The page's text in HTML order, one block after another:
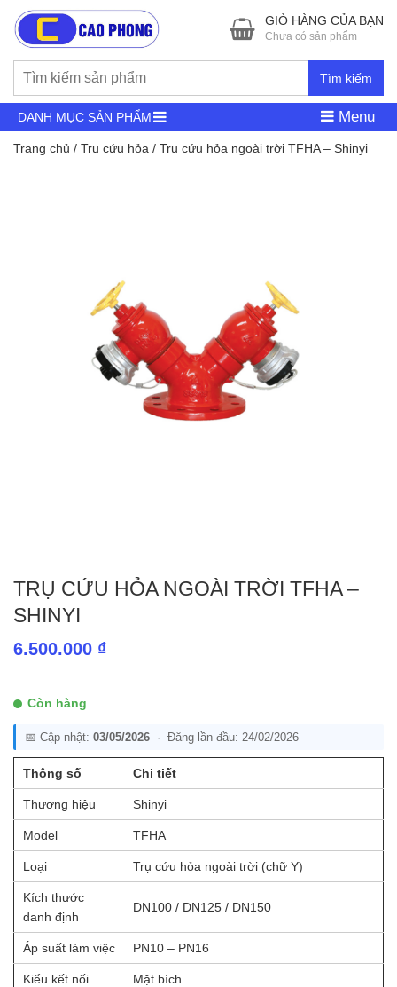
Tìm kiếm
GIỎ HÀNG CỦA BẠN
Chưa có sản phẩm
DANH MỤC SẢN PHẨM Menu
Trang chủ / Trụ cứu hỏa / Trụ cứu hỏa ngoài trời TFHA – Shinyi
TRỤ CỨU HỎA NGOÀI TRỜI TFHA –
SHINYI
6.500.000 ₫
Còn hàng
📅 Cập nhật: 03/05/2026 · Đăng lần đầu: 24/02/2026
Thông số Chi tiết
Thương hiệu Shinyi
Model TFHA
Loại Trụ cứu hỏa ngoài trời (chữ Y)
Kích thước
danh định
DN100 / DN125 / DN150
Áp suất làm việc PN10 – PN16
Kiểu kết nối Mặt bích